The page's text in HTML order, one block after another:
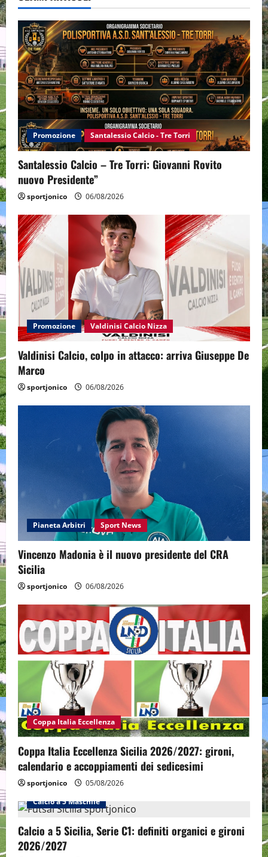
Promozione Santalessio Calcio - Tre Torri
Santalessio Calcio – Tre Torri: Giovanni Rovito
nuovo Presidente”
sportjonico 06/08/2026
Promozione Valdinisi Calcio Nizza
Valdinisi Calcio, colpo in attacco: arriva Giuseppe De
Marco
sportjonico 06/08/2026
Pianeta Arbitri Sport News
Vincenzo Madonia è il nuovo presidente del CRA
Sicilia
sportjonico 06/08/2026
Coppa Italia Eccellenza
Coppa Italia Eccellenza Sicilia 2026/2027: gironi,
calendario e accoppiamenti dei sedicesimi
sportjonico
05/08/2026
Calcio a 5 Maschile
Calcio a 5 Sicilia, Serie C1: definiti organici e gironi
2026/2027